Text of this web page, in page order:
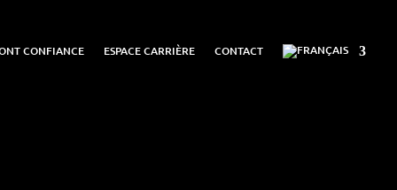
CONFIANCE ESPACE CARRIÈRE CONTACT